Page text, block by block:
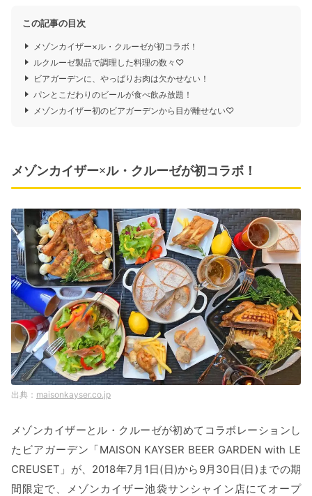
この記事の目次
メゾンカイザー×ル・クルーゼが初コラボ！
ルクルーゼ製品で調理した料理の数々♡
ビアガーデンに、やっぱりお肉は欠かせない！
パンとこだわりのビールが食べ飲み放題！
メゾンカイザー初のビアガーデンから目が離せない♡
メゾンカイザー×ル・クルーゼが初コラボ！
maisonkayser.co.jp
メゾンカイザーとル・クルーゼが初めてコラボレーションし
たビアガーデン「MAISON KAYSER BEER GARDEN with LE
CREUSET」が、2018年7月1日(日)から9月30日(日)までの期
間限定で、メゾンカイザー池袋サンシャイン店にてオープ